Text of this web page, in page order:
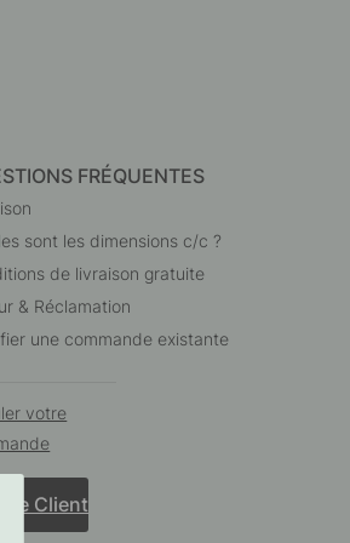
FRÉQUENTES
sont les dimensions c/c ?
de livraison gratuite
& Réclamation
une commande existante
votre
Client